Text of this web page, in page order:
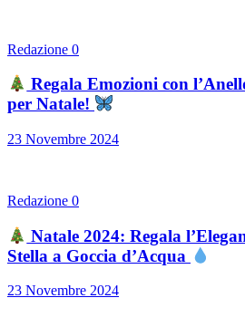
Redazione 0
Regala Emozioni con
per Natale!
23 Novembre 2024
Redazione 0
Natale 2024: Regala
Stella a Goccia d’Acqua
23 Novembre 2024